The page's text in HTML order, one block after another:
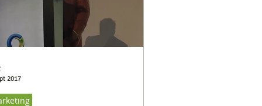
opinión pública
2017